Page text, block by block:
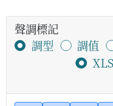
聲調標記
調型
調值
XLS